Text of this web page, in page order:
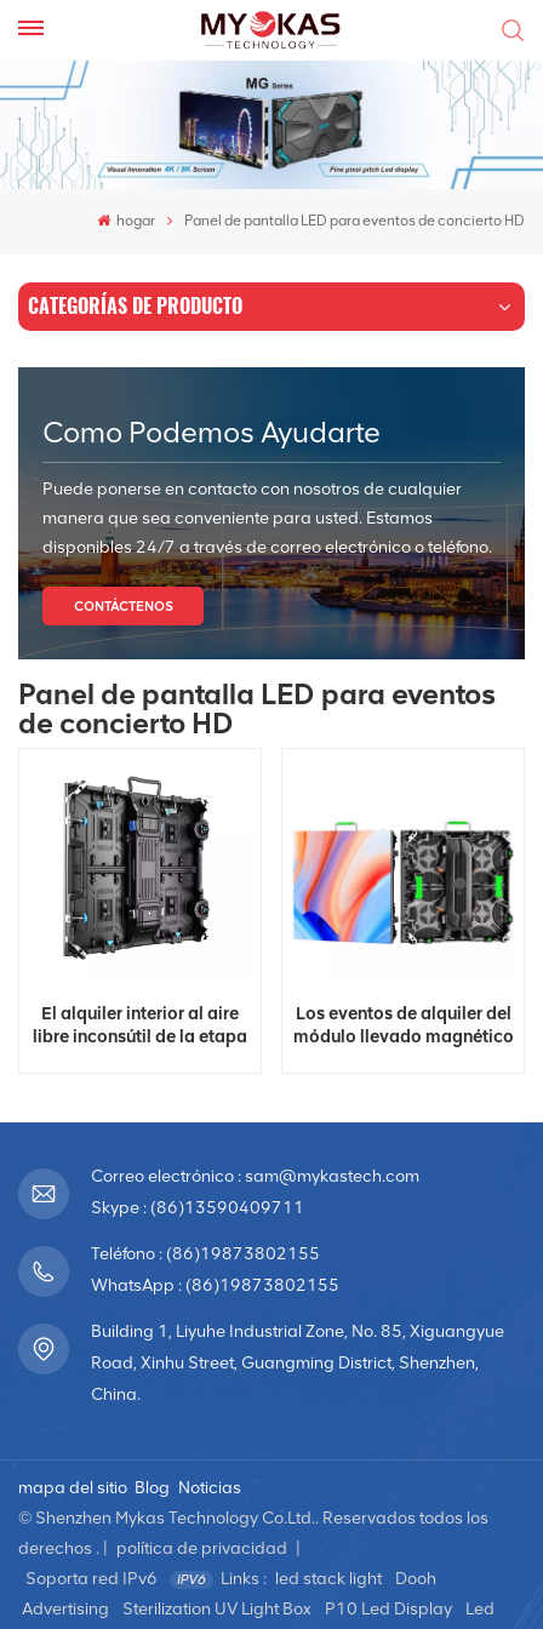
hogar Panel de pantalla LED para eventos de concierto HD
CATEGORÍAS DE PRODUCTO
Como Podemos Ayudarte
Puede ponerse en contacto con nosotros de cualquier
manera que sea conveniente para usted. Estamos
disponibles 24/7 a través de correo electrónico o teléfono.
CONTÁCTENOS
Panel de pantalla LED para eventos
de concierto HD
El alquiler interior al aire
libre inconsútil de la etapa
Los eventos de alquiler del
módulo llevado magnético
llevada en escena
Correo electrónico : sam@mykastech.com
Skype : (86)13590409711
Teléfono : (86)19873802155
WhatsApp : (86)19873802155
Building 1, Liyuhe Industrial Zone, No. 85, Xiguangyue
Road, Xinhu Street, Guangming District, Shenzhen,
China.
mapa del sitio Blog Noticias
© Shenzhen Mykas Technology Co.Ltd.. Reservados todos los
derechos . |
política de privacidad
Soporta red IPv6
Links : led stack light
Dooh
Advertising
Sterilization UV Light Box P10 Led Display
Led